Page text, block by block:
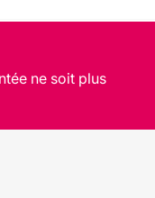
ne soit plus